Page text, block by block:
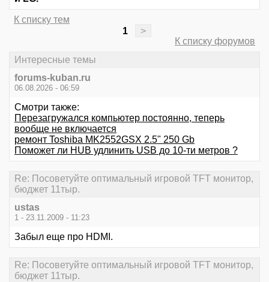
К списку тем
1
>
К списку форумов
Интересные темы
forums-kuban.ru
06.08.2026 - 06:59
Смотри также:
Перезагружался компьютер постоянно, теперь
вообще не включается
ремонт Toshiba MK2552GSX 2.5" 250 Gb
Поможет ли HUB удлинить USB до 10-ти метров ?
Re: Посоветуйте оптимальный игровой TFT монитор,
бюджет 11тыр.
ustas
1 - 23.11.2009 - 11:23
Забыл еще про HDMI.
Re: Посоветуйте оптимальный игровой TFT монитор,
бюджет 11тыр.